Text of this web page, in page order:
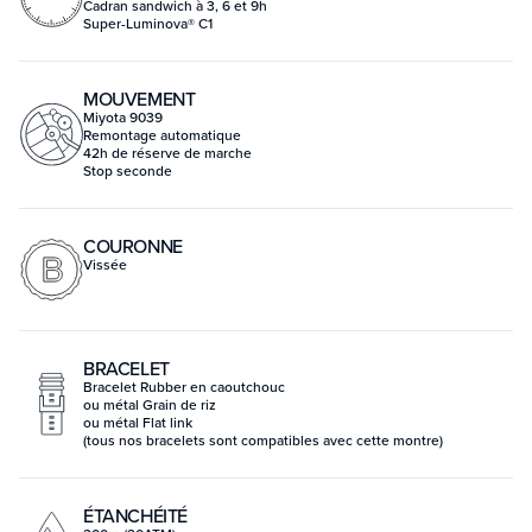
Cadran sandwich à 3, 6 et 9h
Super-Luminova® C1
MOUVEMENT
Miyota 9039
Remontage automatique
42h de réserve de marche
Stop seconde
COURONNE
Vissée
BRACELET
Bracelet Rubber en caoutchouc
ou métal Grain de riz
ou métal Flat link
(tous nos bracelets sont compatibles avec cette montre)
ÉTANCHÉITÉ